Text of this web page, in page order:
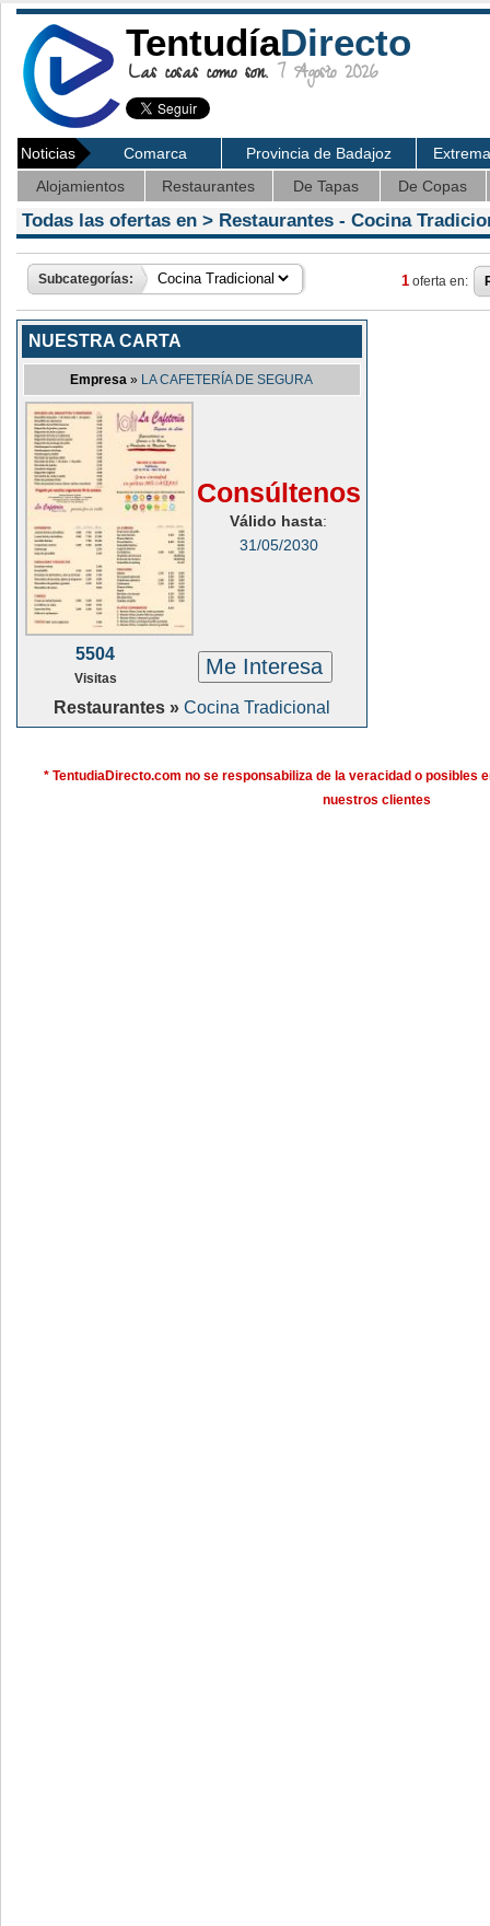
TentudíaDirecto
Las cosas como son. 7 Agosto 2026
Noticias Comarca Provincia de Badajoz
Alojamientos
Restaurantes De Tapas De Copas
Todas las ofertas en > Restaurantes - Cocina
Subcategorías: 1 oferta en:
NUESTRA CARTA
Empresa » LA CAFETERÍA DE SEGURA
Consúltenos
Válido hasta:
31/05/2030
5504
Visitas Me Interesa
Restaurantes » Cocina Tradicional
* TentudiaDirecto.com no se responsabiliza de la veracidad o posibles
nuestros clientes